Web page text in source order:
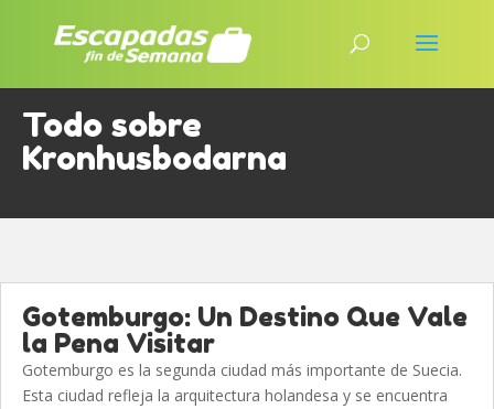
Todo sobre
Kronhusbodarna
Gotemburgo: Un Destino Que Vale
la Pena Visitar
Gotemburgo es la segunda ciudad más importante de Suecia.
Esta ciudad refleja la arquitectura holandesa y se encuentra